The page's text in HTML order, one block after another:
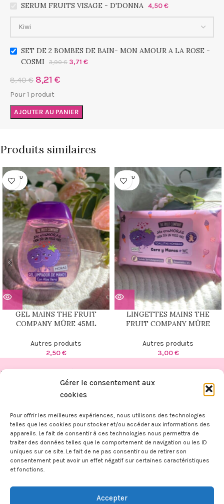
Gérer le consentement aux
cookies
Pour offrir les meilleures expériences, nous utilisons des technologies
telles que les cookies pour stocker et/ou accéder aux informations des
appareils. Le fait de consentir à ces technologies nous permettra de
traiter des données telles que le comportement de navigation ou les ID
uniques sur ce site. Le fait de ne pas consentir ou de retirer son
consentement peut avoir un effet négatif sur certaines caractéristiques
et fonctions.
Accepter
SERUM FRUITS VISAGE - D'DONNA 4,50€
SET DE 2 BOMBES DE BAIN- MON AMOUR A LA ROSE -
COSMI
3,90€ 3,71 €
8,40€ 8,21 €
Pour 1 produit
AJOUTER AU PANIER
Produits similaires
RUPTU
RE
GEL MAINS THE FRUIT
COMPANY MÛRE 45ML
Autres produits
2,50€
RUPTU
RE
LINGETTES MAINS THE
FRUIT COMPANY MÛRE
Autres produits
3,00€
PUBLICATIONS RÉCENTES
BOUTIQUE
INFORMATIONS
FITAHIANA Mentions légales - CGV - CGU - Confidentialité -
Ce site a été financé par l’Union Européenne dans le cadre du
programme FEDER-FSE+ Réunion dont l’Autorité de gestion est la